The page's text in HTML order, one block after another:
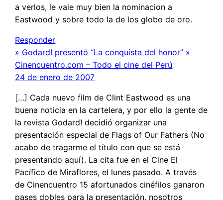
a verlos, le vale muy bien la nominacion a
Eastwood y sobre todo la de los globo de oro.
Responder
» Godard! presentó “La conquista del honor” »
Cinencuentro.com – Todo el cine del Perú
24 de enero de 2007
[…] Cada nuevo film de Clint Eastwood es una
buena noticia en la cartelera, y por ello la gente de
la revista Godard! decidió organizar una
presentación especial de Flags of Our Fathers (No
acabo de tragarme el título con que se está
presentando aquí). La cita fue en el Cine El
Pacífico de Miraflores, el lunes pasado. A través
de Cinencuentro 15 afortunados cinéfilos ganaron
pases dobles para la presentación, nosotros